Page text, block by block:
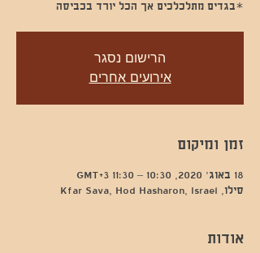
*בגדים מתלכלכים אך הכל יורד בכביסה
הרישום נסגר
אירועים אחרים
זמן ומיקום
18 באוג׳ 2020, 10:30 – 11:30 GMT‎+3‎
סילו, Kfar Sava, Hod Hasharon, Israel
אודות